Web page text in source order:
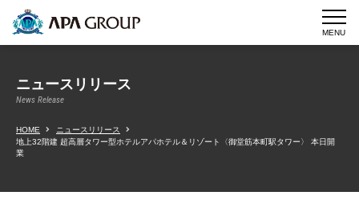
MENU
ニュースリリース
News Release
HOME
ニュースリリース
地上32階建 超高層タワー型ホテルアパホテル＆リゾート〈御堂筋本町駅タワー〉 本日開
業